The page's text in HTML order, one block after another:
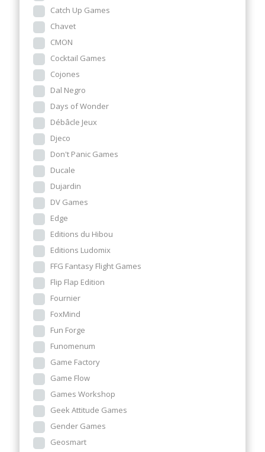
Catch Up Games
Chavet
CMON
Cocktail Games
Cojones
Dal Negro
Days of Wonder
Débâcle Jeux
Djeco
Don't Panic Games
Ducale
Dujardin
DV Games
Edge
Editions du Hibou
Editions Ludomix
FFG Fantasy Flight Games
Flip Flap Edition
Fournier
FoxMind
Fun Forge
Funomenum
Game Factory
Game Flow
Games Workshop
Geek Attitude Games
Gender Games
Geosmart